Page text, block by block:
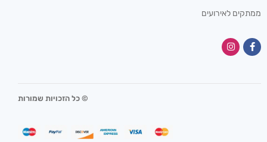
ממתקים לאירועים
© כל הזכויות שמורות